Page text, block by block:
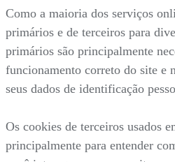
Como a maioria dos serviços
primários e de terceiros para
primários são principalmente
funcionamento correto do site e
seus dados de identificação
Os cookies de terceiros usados
principalmente para entender